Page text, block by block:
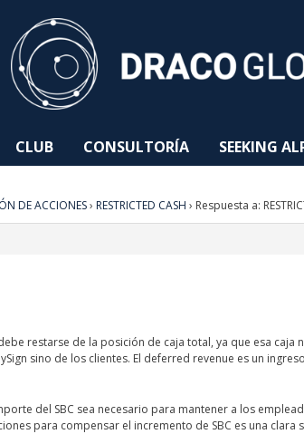
CLUB CONSULTORÍA SEEKING
DE ACCIONES› RESTRICTED CASH › Respuesta a:
restarse de la posición de caja total, ya que esa
sino de los clientes. El deferred revenue es un
del SBC sea necesario para mantener a los
para compensar el incremento de SBC es una clara